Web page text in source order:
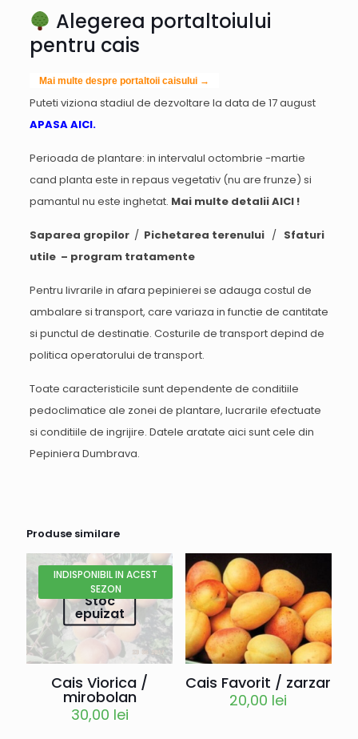
Alegerea portaltoiului
pentru cais
Mai multe despre portaltoii caisului →
Puteti viziona stadiul de dezvoltare la data de 17 august
APASA AICI.
Perioada de plantare: in intervalul octombrie -martie
cand planta este in repaus vegetativ (nu are frunze) si
pamantul nu este inghetat. Mai multe detalii AICI !
Saparea gropilor/ Pichetarea terenului/ Sfaturi
utile – program tratamente
Pentru livrarile in afara pepinierei se adauga costul de
ambalare si transport, care variaza in functie de cantitate
si punctul de destinatie. Costurile de transport depind de
politica operatorului de transport.
Toate caracteristicile sunt dependente de conditiile
pedoclimatice ale zonei de plantare, lucrarile efectuate
si conditiile de ingrijire. Datele aratate aici sunt cele din
Pepiniera Dumbrava.
Produse similare
INDISPONIBIL IN ACEST
SEZON
Stoc
epuizat
Cais Viorica /
mirobolan
30,00 lei
Cais Favorit / zarzar
20,00 lei